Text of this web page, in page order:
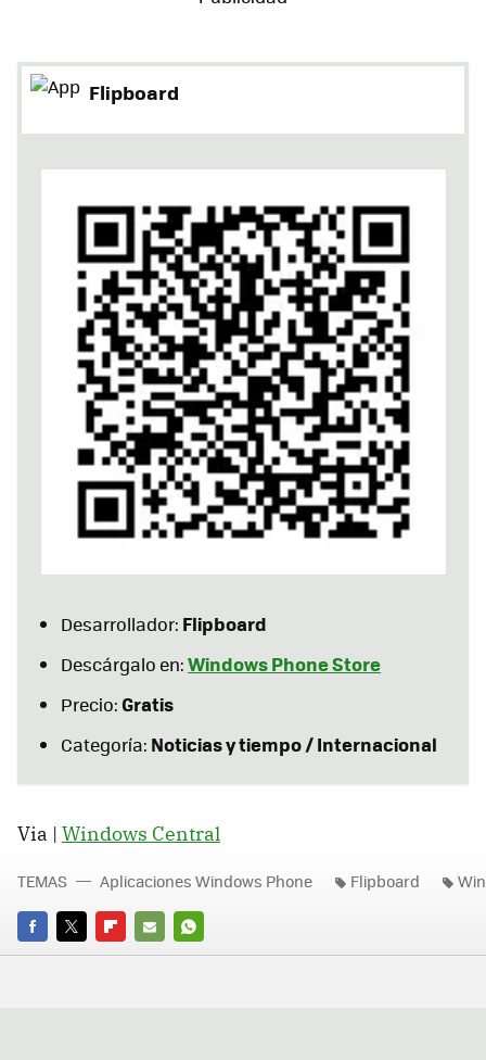
Flipboard
Desarrollador: Flipboard
Descárgalo en:Windows Phone Store
Precio:Gratis
Categoría: Noticias y tiempo / Internacional
Via | Windows Central
FACEBOOK
TWITTERFLIPBOARD
E-
WHATSAPP
TEMAS Aplicaciones Windows Phone Flipboard